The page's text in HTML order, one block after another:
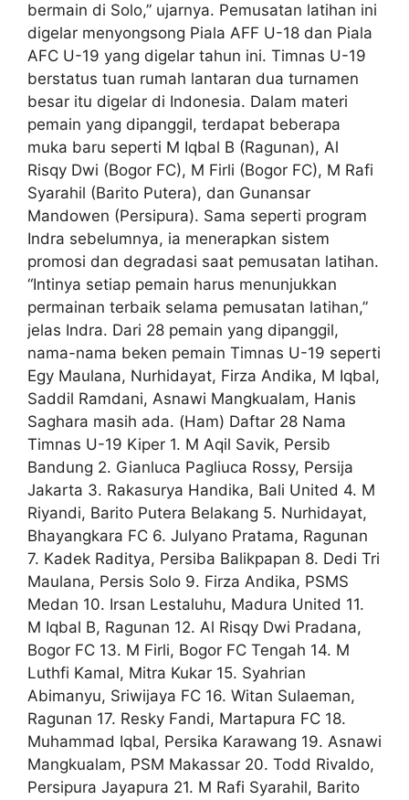
bermain di Solo,” ujarnya. Pemusatan latihan ini
digelar menyongsong Piala AFF U-18 dan Piala
AFC U-19 yang digelar tahun ini. Timnas U-19
berstatus tuan rumah lantaran dua turnamen
besar itu digelar di Indonesia. Dalam materi
pemain yang dipanggil, terdapat beberapa
muka baru seperti M Iqbal B (Ragunan), Al
Risqy Dwi (Bogor FC), M Firli (Bogor FC), M Rafi
Syarahil (Barito Putera), dan Gunansar
Mandowen (Persipura). Sama seperti program
Indra sebelumnya, ia menerapkan sistem
promosi dan degradasi saat pemusatan latihan.
“Intinya setiap pemain harus menunjukkan
permainan terbaik selama pemusatan latihan,”
jelas Indra. Dari 28 pemain yang dipanggil,
nama-nama beken pemain Timnas U-19 seperti
Egy Maulana, Nurhidayat, Firza Andika, M Iqbal,
Saddil Ramdani, Asnawi Mangkualam, Hanis
Saghara masih ada. (Ham) Daftar 28 Nama
Timnas U-19 Kiper 1. M Aqil Savik, Persib
Bandung 2. Gianluca Pagliuca Rossy, Persija
Jakarta 3. Rakasurya Handika, Bali United 4. M
Riyandi, Barito Putera Belakang 5. Nurhidayat,
Bhayangkara FC 6. Julyano Pratama, Ragunan
7. Kadek Raditya, Persiba Balikpapan 8. Dedi Tri
Maulana, Persis Solo 9. Firza Andika, PSMS
Medan 10. Irsan Lestaluhu, Madura United 11.
M Iqbal B, Ragunan 12. Al Risqy Dwi Pradana,
Bogor FC 13. M Firli, Bogor FC Tengah 14. M
Luthfi Kamal, Mitra Kukar 15. Syahrian
Abimanyu, Sriwijaya FC 16. Witan Sulaeman,
Ragunan 17. Resky Fandi, Martapura FC 18.
Muhammad Iqbal, Persika Karawang 19. Asnawi
Mangkualam, PSM Makassar 20. Todd Rivaldo,
Persipura Jayapura 21. M Rafi Syarahil, Barito